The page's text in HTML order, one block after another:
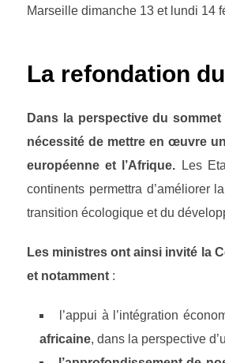
Marseille dimanche 13 et lundi 14
La refondation
Dans la perspective du
nécessité de mettre en œuvre
européenne et l’Afrique.
Les
continents permettra d’améliorer
transition écologique et du
Les ministres ont ainsi invité la
et notamment :
l’appui à l’intégration
africaine, dans la perspective